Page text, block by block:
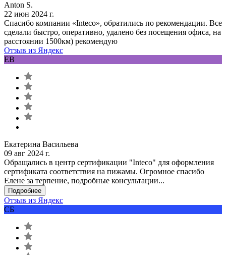
Anton S.
22 июн 2024 г.
Спасибо компании «Inteco», обратились по рекомендации. Все
сделали быстро, оперативно, удалено без посещения офиса, на
расстоянии 1500км) рекомендую
Отзыв из Яндекс
ЕВ
Екатерина Васильева
09 авг 2024 г.
Обращались в центр сертификации "Inteco" для оформления
сертификата соответствия на пижамы. Огромное спасибо
Елене за терпение, подробные консультации...
Подробнее
Отзыв из Яндекс
СБ